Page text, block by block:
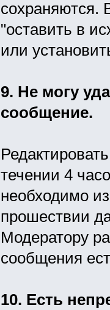
сохраняются.
"оставить в
или
9. Не могу
сообщение.
течении 4
необходимо
прошествии
Модератору
сообщения
10. Есть